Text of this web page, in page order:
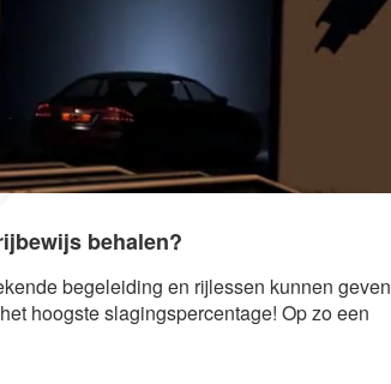
behalen?
begeleiding en rijlessen kunnen geven
hoogste slagingspercentage! Op zo een